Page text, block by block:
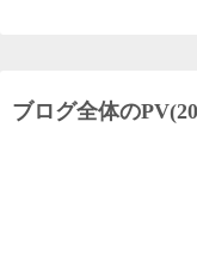
ブログ全体の